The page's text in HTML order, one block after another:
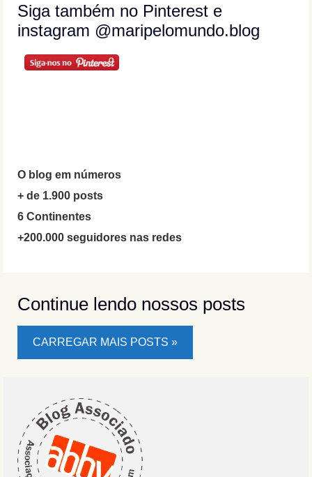
Siga também no Pinterest e
instagram @maripelomundo.blog
O blog em números
+ de 1.900 posts
6 Continentes
+200.000 seguidores nas redes
Continue lendo nossos posts
CARREGAR MAIS POSTS »